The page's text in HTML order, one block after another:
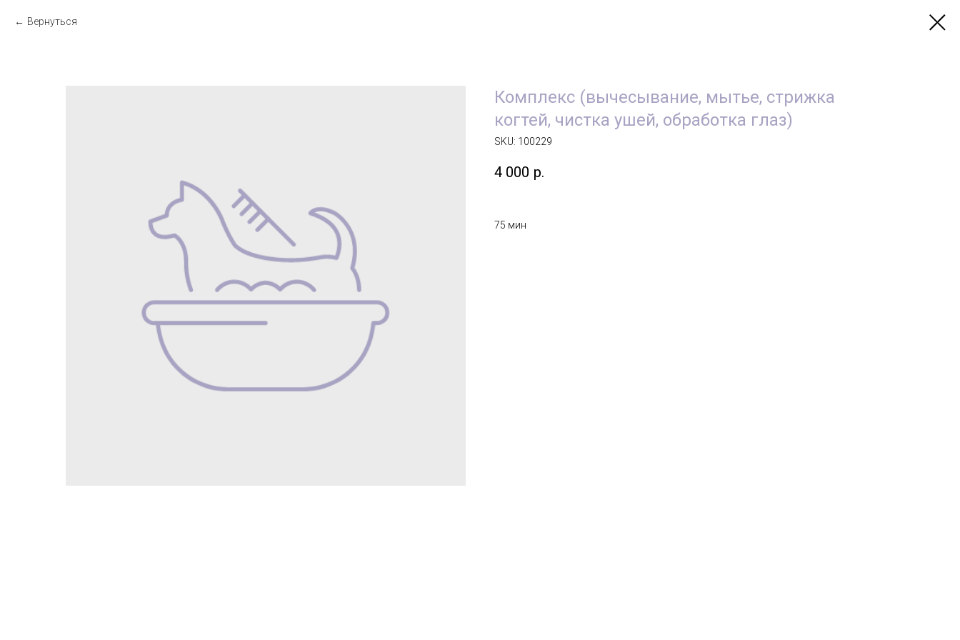
Вернуться
Комплекс (вычесывание, мытье, стрижка
когтей, чистка ушей, обработка глаз)
SKU: 100229
4 000 р.
75 мин